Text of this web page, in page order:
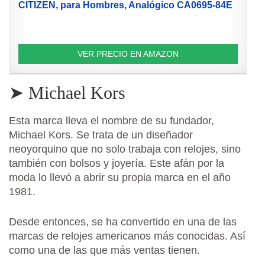
CITIZEN, para Hombres, Analógico CA0695-84E
VER PRECIO EN AMAZON
➤ Michael Kors
Esta marca lleva el nombre de su fundador,
Michael Kors. Se trata de un diseñador
neoyorquino que no solo trabaja con relojes, sino
también con bolsos y joyería. Este afán por la
moda lo llevó a abrir su propia marca en el año
1981.
Desde entonces, se ha convertido en una de las
marcas de relojes americanos más conocidas. Así
como una de las que más ventas tienen.